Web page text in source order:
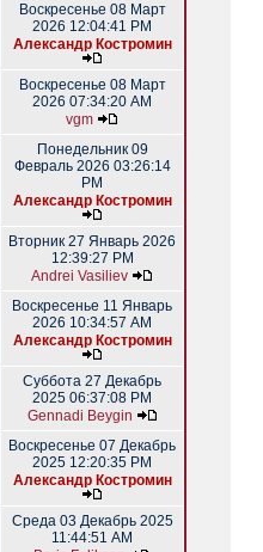
Воскресенье 08 Март
2026 12:04:41 PM
Александр Костромин
Воскресенье 08 Март
2026 07:34:20 AM
vgm
Понедельник 09
Февраль 2026 03:26:14
PM
Александр Костромин
Вторник 27 Январь 2026
12:39:27 PM
Andrei Vasiliev
Воскресенье 11 Январь
2026 10:34:57 AM
Александр Костромин
Суббота 27 Декабрь
2025 06:37:08 PM
Gennadi Beygin
Воскресенье 07 Декабрь
2025 12:20:35 PM
Александр Костромин
Среда 03 Декабрь 2025
11:44:51 AM